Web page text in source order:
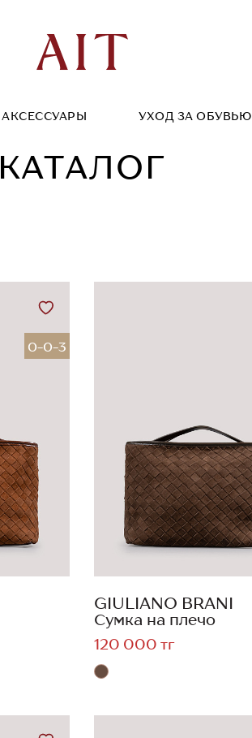
АКСЕССУАРЫ УХОД ЗА ОБУВЬЮ
КАТАЛОГ
0-0-3
GIULIANO BRANI
Сумка на плечо
120 000 тг